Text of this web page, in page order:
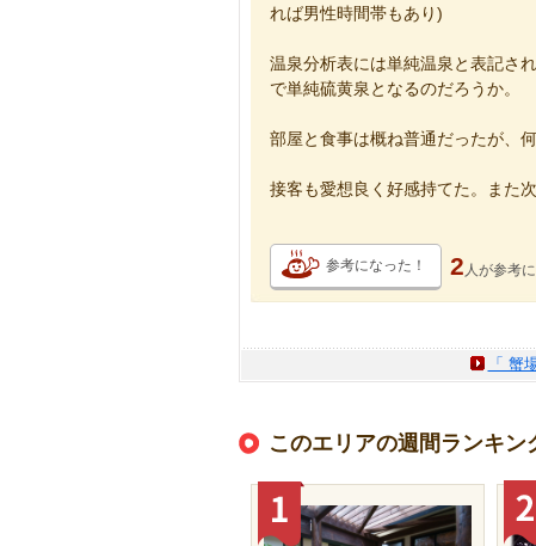
れば男性時間帯もあり)
温泉分析表には単純温泉と表記さ
で単純硫黄泉となるのだろうか。
部屋と食事は概ね普通だったが、
接客も愛想良く好感持てた。また
参考になった！ 2 人が参考
「 蟹
このエリアの週間ランキン